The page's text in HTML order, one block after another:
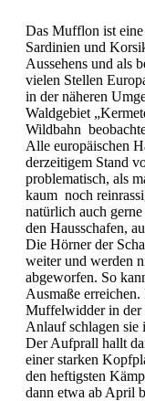
Das Mufflon ist
Sardinien und
Aussehens und als
vielen Stellen
in der näheren
Waldgebiet
Wildbahn
Alle europäischen
derzeitigem Stand
problematisch, als
kaum noch
natürlich auch
den Hausschafen,
Die Hörner der
weiter und werden
abgeworfen. So
Ausmaße
Muffelwidder in der
Anlauf schlagen sie
Der Aufprall hallt
einer starken
den heftigsten
dann etwa ab April